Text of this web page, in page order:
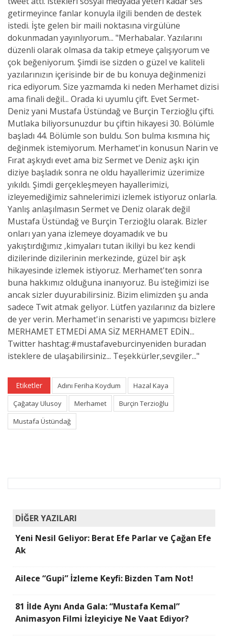
getirmeyince fanlar konuyla ilgili benden de destek
istedi. İşte gelen bir maili noktasına virgülüne
dokunmadan yayınlıyorum... "Merhabalar. Yazılarını
düzenli olarak olmasa da takip etmeye çalışıyorum ve
çok beğeniyorum. Şimdi ise sizden o güzel ve kaliteli
yazılarınızın içerisinde bir de bu konuya değinmenizi
rica ediyorum. Size yazmamda ki neden Merhamet dizisi
ama finali değil... Orada ki uyumlu çift. Evet Sermet-
Deniz yani Mustafa Üstündağ ve Burçin Terzioğlu çifti.
Mutlaka biliyorsunuzdur bu çiftin hikayesi 30. Bölümle
başladı 44. Bölümle son buldu. Son bulma kısmına hiç
değinmek istemiyorum. Merhamet'in konusun Narin ve
Fırat aşkıydı evet ama biz Sermet ve Deniz aşkı için
diziye başladık sonra ne oldu hayallerimiz üzerimize
yıkıldı. Şimdi gerçekleşmeyen hayallerimizi,
izleyemediğimiz sahnelerimizi izlemek istiyoruz onlarla.
Yanlış anlaşılmasın Sermet ve Deniz olarak değil
Mustafa Üstündağ ve Burçin Terzioğlu olarak. Bizler
onları yan yana izlemeye doyamadık ve bu
yakıştırdığımız ,kimyaları tutan ikiliyi bu kez kendi
dizilerinde dizilerinin merkezinde, güzel bir aşk
hikayesinde izlemek istiyoruz. Merhamet'ten sonra
buna hakkımız olduğuna inanıyoruz. Bu isteğimizi ise
ancak sizler duyurabilirsiniz. Bizim elimizden şu anda
sadece Twit atmak geliyor. Lütfen yazılarınız da bizlere
de yer verin. Merhamet'in senaristi ve yapımcısı bizlere
MERHAMET ETMEDİ AMA SİZ MERHAMET EDİN...
Twitter hashtag:#mustafaveburcinyeniden buradan
isteklere de ulaşabilirsiniz... Teşekkürler,sevgiler..."
Etiketler Adını Feriha Koydum
Hazal Kaya
Çağatay Ulusoy
Merhamet
Burçin Terzioğlu
Mustafa Üstündağ
DİĞER YAZILARI
Yeni Nesil Geliyor: Berat Efe Parlar ve Çağan Efe
Ak
Ailece “Gupi” İzleme Keyfi: Bizden Tam Not!
81 İlde Aynı Anda Gala: “Mustafa Kemal”
Animasyon Filmi İzleyiciye Ne Vaat Ediyor?